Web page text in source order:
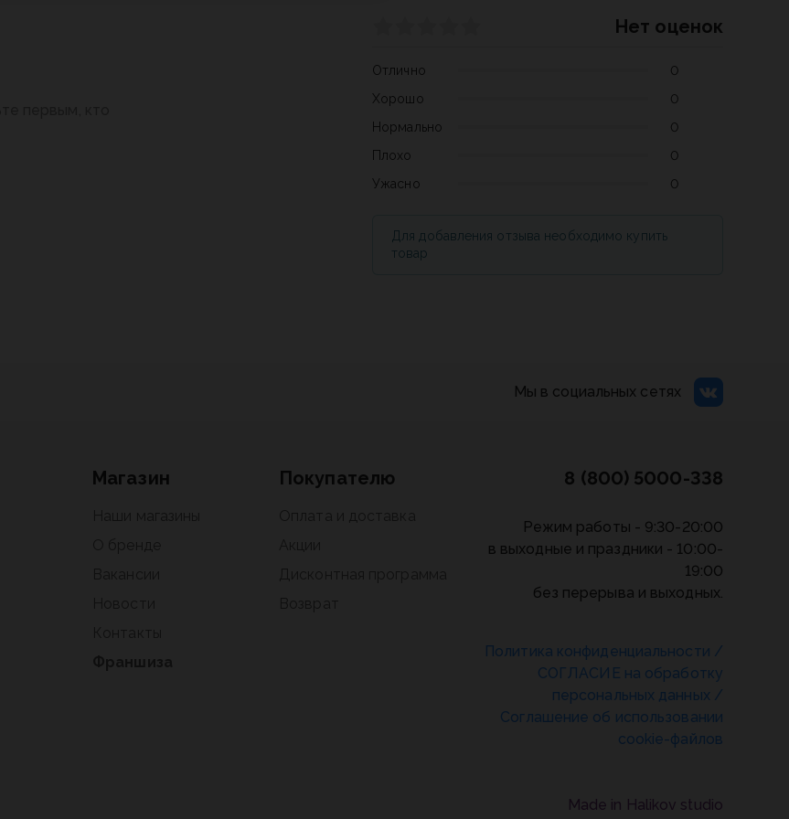
Нет оценок
Отлично
0
Хорошо
0
Нормально
0
Плохо
0
Ужасно
0
Для добавления отзыва необходимо купить
товар
Мы в социальных сетях
Магазин Покупателю 8 (800) 5000-338
Режим работы - 9:30-20:00
в выходные и праздники - 10:00-
19:00
без перерыва и выходных.
Политика конфиденциальности /
СОГЛАСИЕ на обработку
персональных данных /
Соглашение об использовании
cookie-файлов
Made in Halikov studio